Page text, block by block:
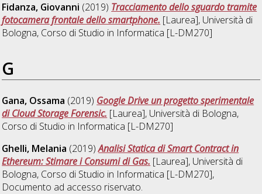
Fidanza, Giovanni (2019) Tracciamento dello sguardo tramite
fotocamera frontale dello smartphone. [Laurea], Università di
Bologna, Corso di Studio in Informatica [L-DM270]
G
Gana, Ossama (2019) Google Drive un progetto sperimentale
di Cloud Storage Forensic. [Laurea], Università di Bologna,
Corso di Studio in Informatica [L-DM270]
Ghelli, Melania (2019)Analisi Statica di Smart Contract in
Ethereum: Stimare i Consumi di Gas. [Laurea], Università di
Bologna, Corso di Studio in Informatica [L-DM270],
Documento ad accesso riservato.